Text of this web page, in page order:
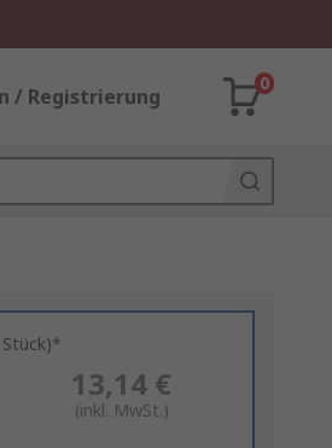
/ Registrierung
0
13,14 €
(inkl. MwSt.)